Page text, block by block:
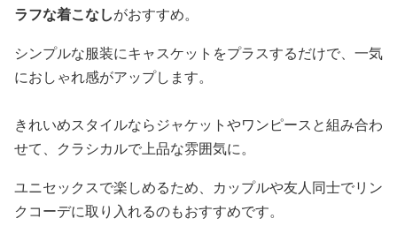
ラフな着こなしがおすすめ。
シンプルな服装にキャスケットをプラスするだけで、一気
におしゃれ感がアップします。
きれいめスタイルならジャケットやワンピースと組み合わ
せて、クラシカルで上品な雰囲気に。
ユニセックスで楽しめるため、カップルや友人同士でリン
クコーデに取り入れるのもおすすめです。